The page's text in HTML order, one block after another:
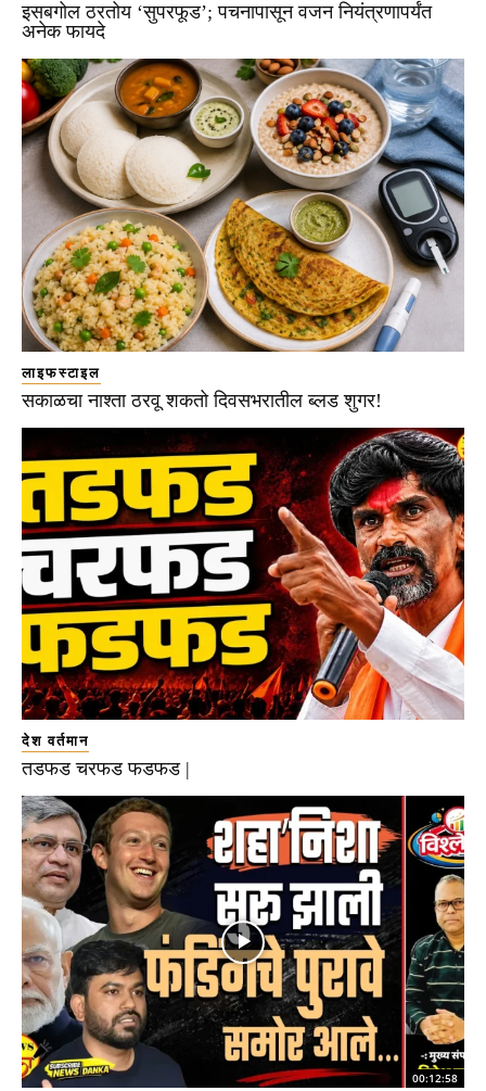
इसबगोल ठरतोय ‘सुपरफूड’; पचनापासून वजन नियंत्रणापर्यंत
अनेक फायदे
लाइफस्टाइल
सकाळचा नाश्ता ठरवू शकतो दिवसभरातील ब्लड शुगर!
देश वर्तमान
तडफड चरफड फडफड |
00:12:58